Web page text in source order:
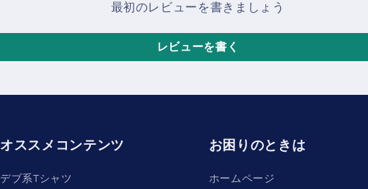
最初のレビューを書きましょう
レビューを書く
オススメコンテンツ
デブ系Tシャツ
お困りのときは
ホームページ